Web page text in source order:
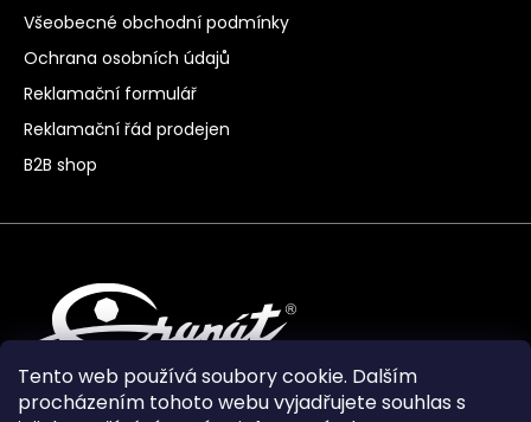
Tento web používá soubory cookie. Dalším
procházením tohoto webu vyjadřujete souhlas s
Všeobecné obchodní podmínky
Ochrana osobních údajů
Reklamační formulář
Reklamační řád prodejen
B2B shop